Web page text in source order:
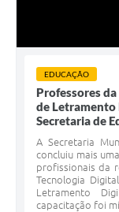
EDUCAÇÃO
Professores
de
Secretaria de
A Secretaria
concluiu mais
profissionais da
Tecnologia
Letramento
capacitação foi